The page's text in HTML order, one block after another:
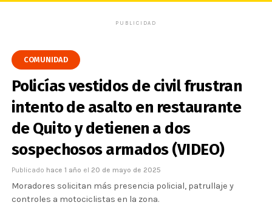
PUBLICIDAD
COMUNIDAD
Policías vestidos de civil frustran
intento de asalto en restaurante
de Quito y detienen a dos
sospechosos armados (VIDEO)
Publicado hace 1 año el 20 de mayo de 2025
Moradores solicitan más presencia policial, patrullaje y
controles a motociclistas en la zona.